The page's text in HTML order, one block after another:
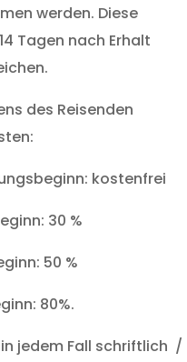
werden. Diese
Tagen nach Erhalt
des Reisenden
kostenfrei
30 %
50 %
80%.
jedem Fall schriftlich /